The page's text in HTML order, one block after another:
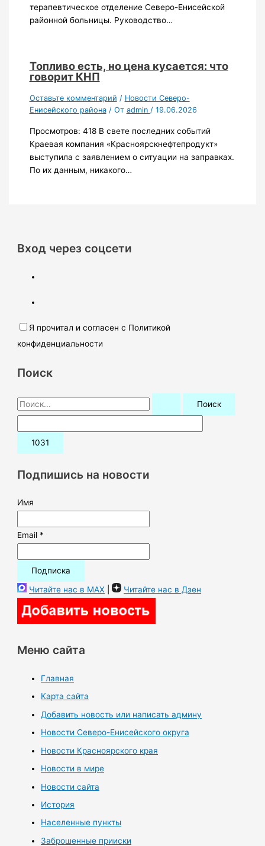
терапевтическое отделение Северо-Енисейской
районной больницы. Руководство…
Топливо есть, но цена кусается: что
говорит КНП
Оставьте комментарий / Новости Северо-
Енисейского района/ От admin / 19.06.2026
Просмотров: 418 В свете последних событий
Краевая компания «Красноярскнефтепродукт»
выступила с заявлением о ситуации на заправках.
По их данным, никакого…
Вход через соцсети
Я прочитал и согласен с Политикой
конфиденциальности
Поиск
П
о
и
:Подпишись на новости
Имя
Email *
Читайте нас в MAX | Читайте нас в Дзен
Меню сайта
Главная
Карта сайта
Добавить новость или написать админу
Новости Северо-Енисейского округа
Новости Красноярского края
Новости в мире
Новости сайта
История
Населенные пункты
Заброшенные прииски